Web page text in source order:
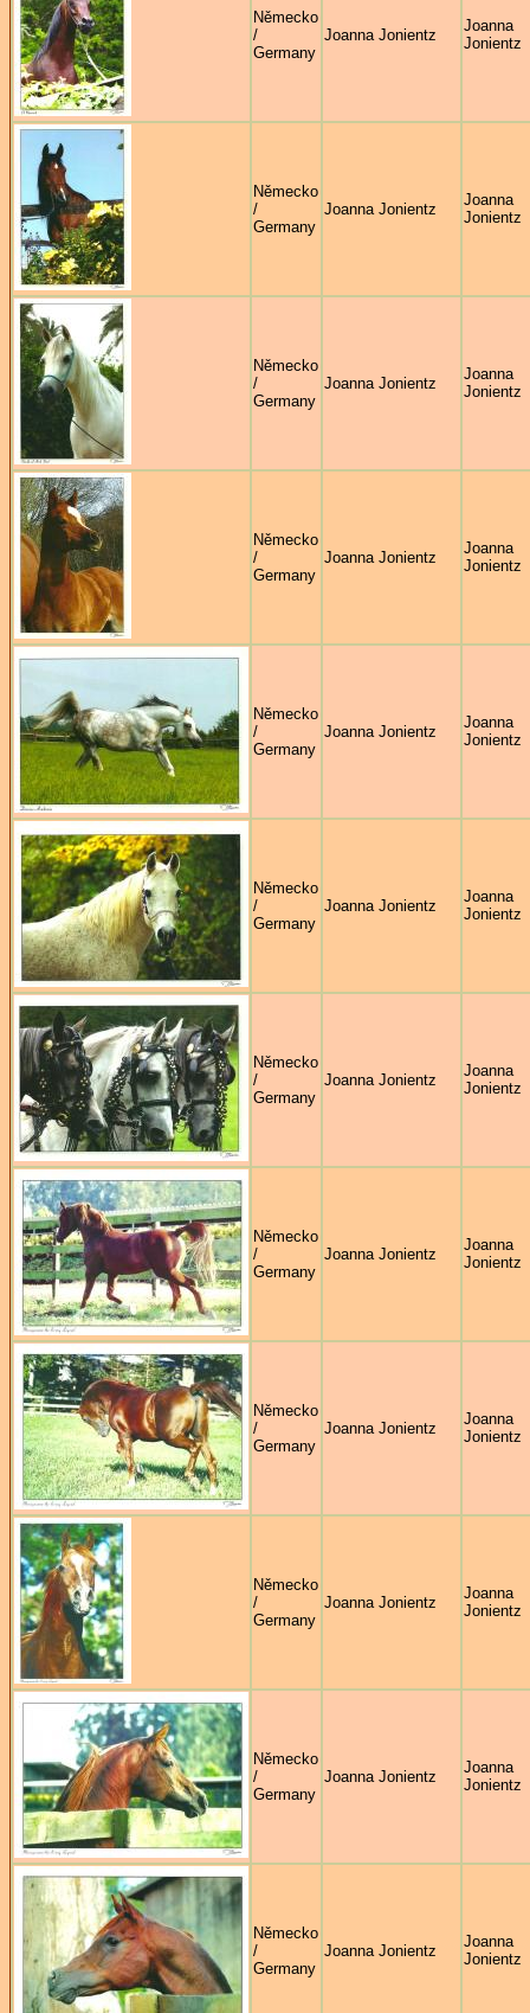
Německo
/
Germany
Joanna Jonientz
Joanna
Jonientz
Německo
/
Germany
Joanna Jonientz
Joanna
Jonientz
Německo
/
Germany
Joanna Jonientz
Joanna
Jonientz
Německo
/
Germany
Joanna Jonientz
Joanna
Jonientz
Německo
/
Germany
Joanna Jonientz
Joanna
Jonientz
Německo
/
Germany
Joanna Jonientz
Joanna
Jonientz
Německo
/
Germany
Joanna Jonientz
Joanna
Jonientz
Německo
/
Germany
Joanna Jonientz
Joanna
Jonientz
Německo
/
Germany
Joanna Jonientz
Joanna
Jonientz
Německo
/
Germany
Joanna Jonientz
Joanna
Jonientz
Německo
/
Germany
Joanna Jonientz
Joanna
Jonientz
Německo
/
Germany
Joanna Jonientz
Joanna
Jonientz